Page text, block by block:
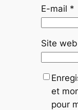
E-mail *
Site web
et
pour